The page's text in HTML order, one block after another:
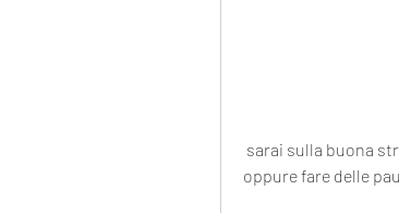
oppure fare delle